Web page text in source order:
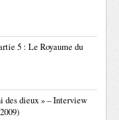
5 : Le Royaume du
des dieux » – Interview